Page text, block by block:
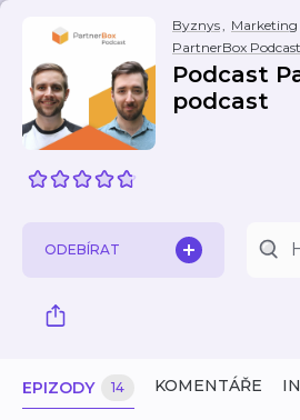
Byznys, Marketing
PartnerBox Podcast
Podcast
podcast
ODEBÍRAT
EPIZODY 14 KOMENTÁŘE